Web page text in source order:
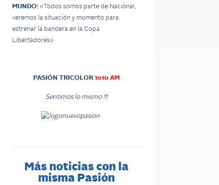
MUNDO: «Todos somos parte de Nacional,
veremos la situación y momento para
estrenar la bandera en la Copa
Libertadores»
PASIÓN TRICOLOR1010 AM
Sentimos lo mismo !!!
Más noticias con la
misma Pasión